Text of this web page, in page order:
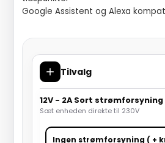
Google Assistent og Alexa
Tilvalg
12V - 2A Sort strømforsyning
Sæt enheden direkte til 230V